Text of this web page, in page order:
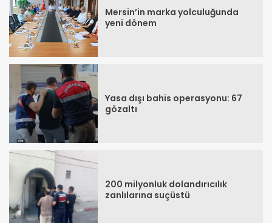
Mersin’in marka yolculuğunda
yeni dönem
Yasa dışı bahis operasyonu: 67
gözaltı
200 milyonluk dolandırıcılık
zanlılarına suçüstü